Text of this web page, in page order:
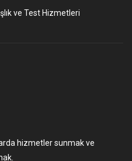
ve Test Hizmetleri
hizmetler sunmak ve